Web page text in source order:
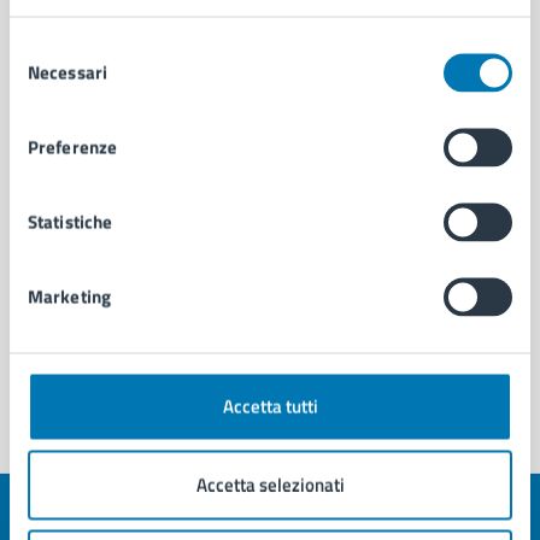
delNecessari
Preferenze
Statistiche
Marketing
Accetta tutti
Accetta selezionati
Cambi di Residenza - Municipalità 5
Servizio Strade, Pubblica Illuminazione e